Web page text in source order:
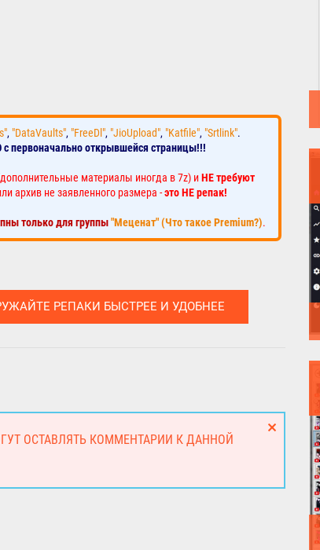
, "DataVaults", "FreeDl", "JioUpload", "Katfile", "Srtlink".
первоначально открывшейся страницы!!!
материалы иногда в 7z) иНЕ требуют
архив не заявленного размера -это НЕ репак!
только для группы"Меценат" (Что такое Premium?).
РЕПАКИ БЫСТРЕЕ И УДОБНЕЕ
ОСТАВЛЯТЬ КОММЕНТАРИИ К ДАННОЙ